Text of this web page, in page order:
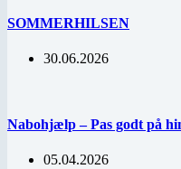
SOMMERHILSEN
30.06.2026
Nabohjælp – Pas godt på
05.04.2026